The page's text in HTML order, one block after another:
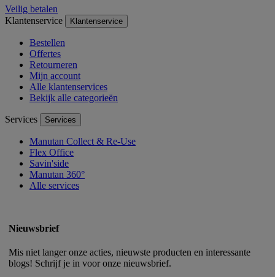
Veilig betalen
Klantenservice
Klantenservice
Bestellen
Offertes
Retourneren
Mijn account
Alle klantenservices
Bekijk alle categorieën
Services Services
Manutan Collect & Re-Use
Flex Office
Savin'side
Manutan 360°
Alle services
Nieuwsbrief
Mis niet langer onze acties, nieuwste producten en interessante
blogs! Schrijf je in voor onze nieuwsbrief.